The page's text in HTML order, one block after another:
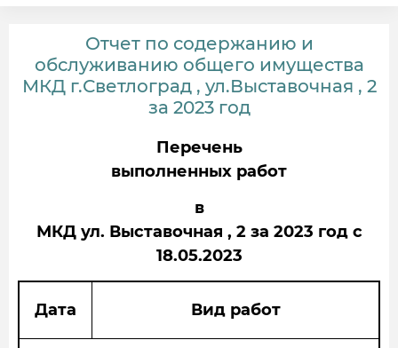
Отчет по содержанию и
обслуживанию общего имущества
МКД г.Светлоград , ул.Выставочная , 2
за 2023 год
Перечень
выполненных работ
в
МКД ул. Выставочная , 2 за 2023 год с
18.05.2023
Дата Вид работ